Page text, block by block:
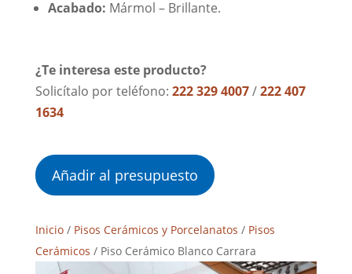
Acabado: Mármol – Brillante.
¿Te interesa este producto?
Solicítalo por teléfono: 222 329 4007/222 407
1634
Añadir al presupuesto
Inicio/ Pisos Cerámicos y Porcelanatos / Pisos
Cerámicos / Piso Cerámico Blanco Carrara